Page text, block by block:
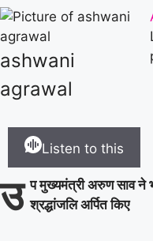
ashwani
agrawal
Listen to this
उ प मुख्यमंत्री अरुण साव ने
श्रद्धांजलि अर्पित किए